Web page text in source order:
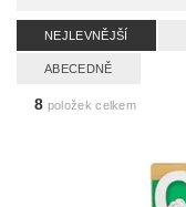
NEJLEVNĚJŠÍ
ABECEDNĚ
8 položek celkem